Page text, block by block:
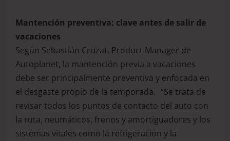
Mantención preventiva: clave antes de salir de
vacaciones
Según Sebastián Cruzat, Product Manager de
Autoplanet, la mantención previa a vacaciones
debe ser principalmente preventiva y enfocada en
el desgaste propio de la temporada. “Se trata de
revisar todos los puntos de contacto del auto con
la ruta, neumáticos, frenos y amortiguadores y los
sistemas vitales como la refrigeración y la